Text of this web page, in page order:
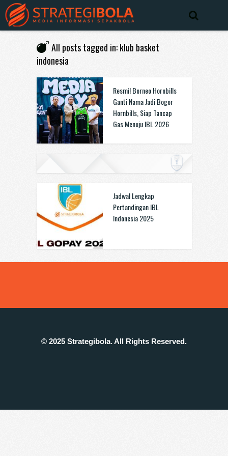
All posts tagged in: klub basket
indonesia
Resmi! Borneo Hornbills
Ganti Nama Jadi Bogor
Hornbills, Siap Tancap
Gas Menuju IBL 2026
Jadwal Lengkap
Pertandingan IBL
Indonesia 2025
© 2025 Strategibola. All Rights Reserved.